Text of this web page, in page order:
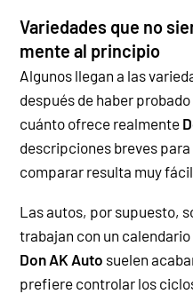
Variedades que no
mente al principio
Algunos llegan a las
después de haber
cuánto ofrece realmente
descripciones breves
comparar resulta muy
Las autos, por supuesto,
trabajan con un
Don AK Auto suelen
prefiere controlar los